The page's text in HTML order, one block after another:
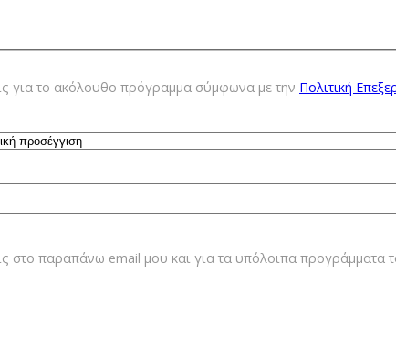
για τo ακόλουθο πρόγραμμα σύμφωνα με την Πολιτική
στο παραπάνω email μου και για τα υπόλοιπα